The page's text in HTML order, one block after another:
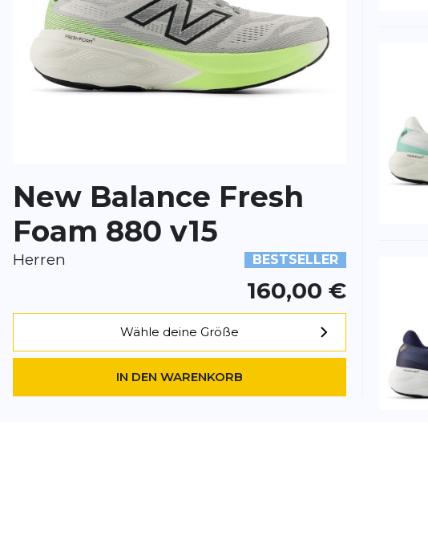
Rezension
Rezension
Dieses Formular ist durch reCAPTCHA geschützt – es gelten die
Google.
New Balance Fresh
Foam 880 v15
Herren BESTSELLER
160,00 €
Wähle deine Größe
IN DEN WARENKORB